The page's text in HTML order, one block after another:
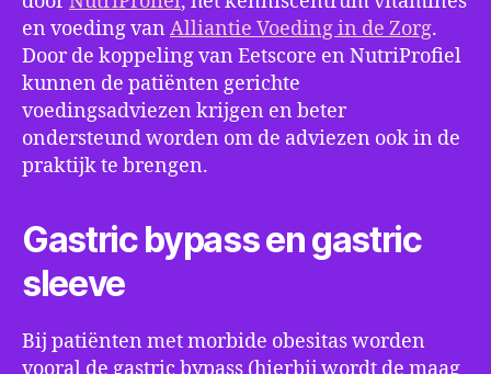
en voeding van Alliantie Voeding in de Zorg.
Door de koppeling van Eetscore en NutriProfiel
kunnen de patiënten gerichte
voedingsadviezen krijgen en beter
ondersteund worden om de adviezen ook in de
praktijk te brengen.
Gastric bypass en gastric
sleeve
Bij patiënten met morbide obesitas worden